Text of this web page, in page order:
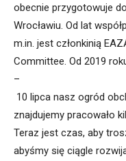
obecnie przygotowuje
Wrocławiu. Od lat
m.in. jest członkinią
Committee. Od 2019
–
10 lipca nasz ogród
znajdujemy pracowało
Teraz jest czas, aby
abyśmy się ciągle